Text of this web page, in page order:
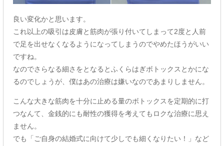
良い変化かと思います。
これ以上の吸引は皮膚と筋肉が張り付いてしまって2度と人前
で足を出せなくなるようになってしまうのでやめたほうがいい
ですね。
なのでさらなる細さをとなるとふくらはぎボトックスとかにな
るのでしょうが、僕はあの治療は嫌いなのであまりしません。
こんな大きな筋肉を十分に止める量のボトックスを定期的に打
つなんて、金銭的にも耐性の獲得を考えてもロクな治療に思え
ません。
でも「ご自身の結婚式に向けて少しでも細くなりたい！」など